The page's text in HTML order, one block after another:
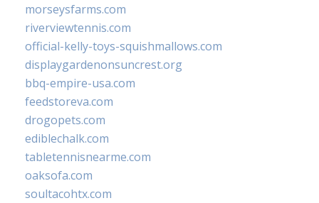
morseysfarms.com
riverviewtennis.com
official-kelly-toys-squishmallows.com
displaygardenonsuncrest.org
bbq-empire-usa.com
feedstoreva.com
drogopets.com
ediblechalk.com
tabletennisnearme.com
oaksofa.com
soultacohtx.com